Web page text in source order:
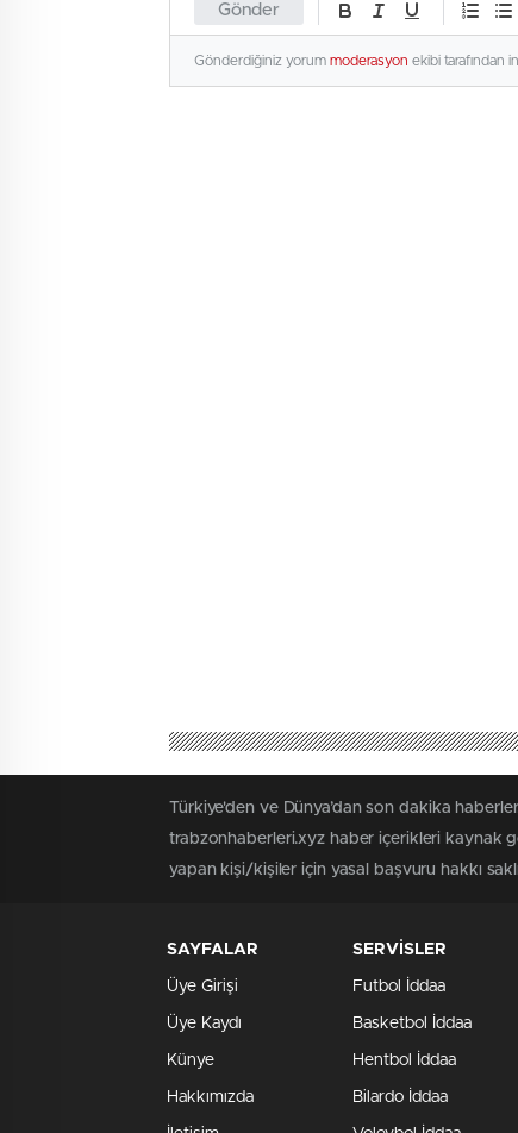
Gönder
Gönderdiğiniz yorum moderasyon ekibi tarafından
Türkiye'den ve Dünya’dan son dakika
trabzonhaberleri.xyz haber içerikleri kaynak
yapan kişi/kişiler için yasal başvuru hakkı
SAYFALAR
Üye Girişi
Üye Kaydı
Künye
Hakkımızda
SERVİSLER
Futbol İddaa
Basketbol İddaa
Hentbol İddaa
Bilardo İddaa